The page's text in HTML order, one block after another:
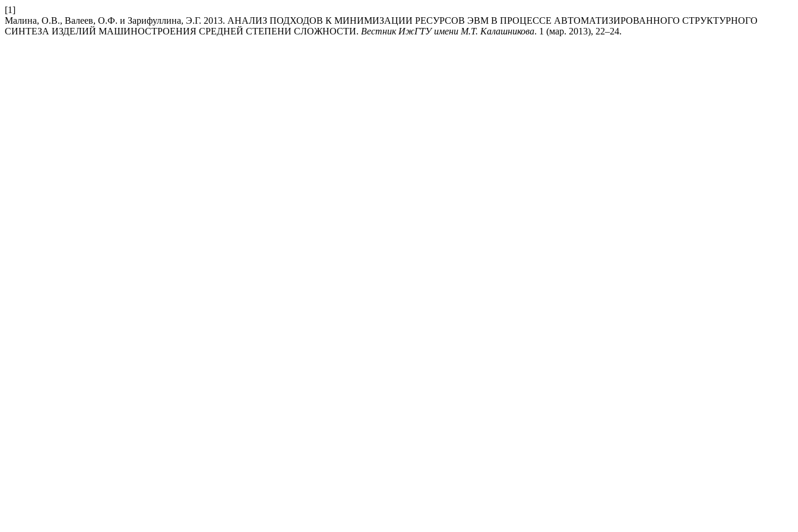
[1]
Малина, О.В., Валеев, О.Ф. и Зарифуллина, Э.Г. 2013. АНАЛИЗ ПОДХОДОВ К МИНИМИЗАЦИИ РЕСУРСОВ ЭВМ В ПРОЦЕССЕ АВТОМАТИЗИРОВАННОГО СТРУКТУРНОГО
СИНТЕЗА ИЗДЕЛИЙ МАШИНОСТРОЕНИЯ СРЕДНЕЙ СТЕПЕНИ СЛОЖНОСТИ. Вестник ИжГТУ имени М.Т. Калашникова. 1 (мар. 2013), 22–24.